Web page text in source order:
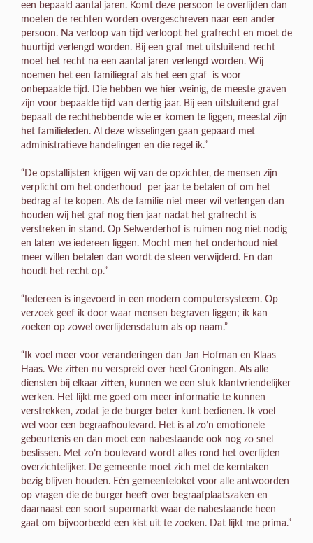
een bepaald aantal jaren. Komt deze persoon te overlijden dan
moeten de rechten worden overgeschreven naar een ander
persoon. Na verloop van tijd verloopt het grafrecht en moet de
huurtijd verlengd worden. Bij een graf met uitsluitend recht
moet het recht na een aantal jaren verlengd worden. Wij
noemen het een familiegraf als het een graf is voor
onbepaalde tijd. Die hebben we hier weinig, de meeste graven
zijn voor bepaalde tijd van dertig jaar. Bij een uitsluitend graf
bepaalt de rechthebbende wie er komen te liggen, meestal zijn
het familieleden. Al deze wisselingen gaan gepaard met
administratieve handelingen en die regel ik.”
“De opstallijsten krijgen wij van de opzichter, de mensen zijn
verplicht om het onderhoud per jaar te betalen of om het
bedrag af te kopen. Als de familie niet meer wil verlengen dan
houden wij het graf nog tien jaar nadat het grafrecht is
verstreken in stand. Op Selwerderhof is ruimen nog niet nodig
en laten we iedereen liggen. Mocht men het onderhoud niet
meer willen betalen dan wordt de steen verwijderd. En dan
houdt het recht op.”
“Iedereen is ingevoerd in een modern computersysteem. Op
verzoek geef ik door waar mensen begraven liggen; ik kan
zoeken op zowel overlijdensdatum als op naam.”
“Ik voel meer voor veranderingen dan Jan Hofman en Klaas
Haas. We zitten nu verspreid over heel Groningen. Als alle
diensten bij elkaar zitten, kunnen we een stuk klantvriendelijker
werken. Het lijkt me goed om meer informatie te kunnen
verstrekken, zodat je de burger beter kunt bedienen. Ik voel
wel voor een begraafboulevard. Het is al zo’n emotionele
gebeurtenis en dan moet een nabestaande ook nog zo snel
beslissen. Met zo’n boulevard wordt alles rond het overlijden
overzichtelijker. De gemeente moet zich met de kerntaken
bezig blijven houden. Eén gemeenteloket voor alle antwoorden
op vragen die de burger heeft over begraafplaatszaken en
daarnaast een soort supermarkt waar de nabestaande heen
gaat om bijvoorbeeld een kist uit te zoeken. Dat lijkt me prima.”